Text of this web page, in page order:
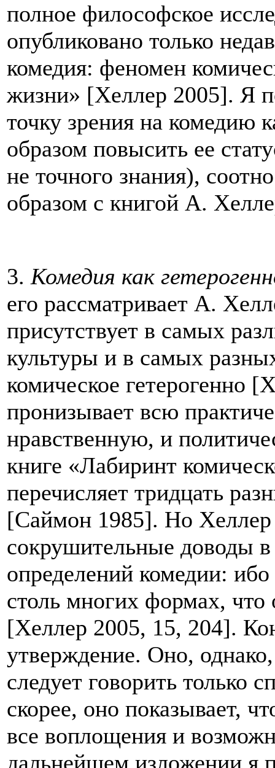
полное философское
опубликовано только
комедия: феномен
жизни» [Хеллер 2005]. Я
точку зрения на комедию
образом повысить ее
не точного знания),
образом с книгой А.
3. Комедия как
его рассматривает А.
присутствует в самых
культуры и в самых
комическое гетерогенно
пронизывает всю
нравственную, и
книге «Лабиринт
перечисляет тридцать
[Саймон 1985]. Но Хеллер
сокрушительные доводы
определений комедии: ибо
столь многих формах,
[Хеллер 2005, 15, 204].
утверждение. Оно,
следует говорить только
скорее, оно показывает,
все воплощения и
дальнейшем изложении я